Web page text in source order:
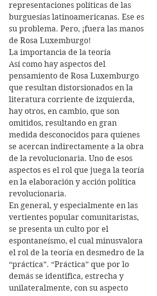
representaciones políticas de las
burguesías latinoamericanas. Ese es
su problema. Pero, ¡fuera las manos
de Rosa Luxemburgo!
La importancia de la teoría
Así como hay aspectos del
pensamiento de Rosa Luxemburgo
que resultan distorsionados en la
literatura corriente de izquierda,
hay otros, en cambio, que son
omitidos, resultando en gran
medida desconocidos para quienes
se acercan indirectamente a la obra
de la revolucionaria. Uno de esos
aspectos es el rol que juega la teoría
en la elaboración y acción política
revolucionaria.
En general, y especialmente en las
vertientes popular comunitaristas,
se presenta un culto por el
espontaneísmo, el cual minusvalora
el rol de la teoría en desmedro de la
“práctica”. “Práctica” que por lo
demás se identifica, estrecha y
unilateralmente, con su aspecto